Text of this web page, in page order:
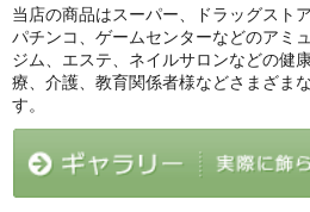
当店の商品はスーパー、ドラッグスト
パチンコ、ゲームセンターなどのアミ
ジム、エステ、ネイルサロンなどの健
療、介護、教育関係者様などさまざま
す。